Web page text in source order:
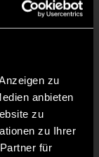
zu
anbieten
zu
zu Ihrer
für